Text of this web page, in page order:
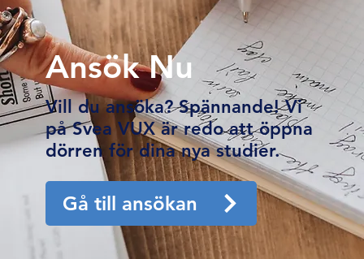
Ansök Nu
Vill du ansöka? Spännande! Vi
på Svea VUX är redo att öppna
dörren för dina nya studier.
Gå till ansökan